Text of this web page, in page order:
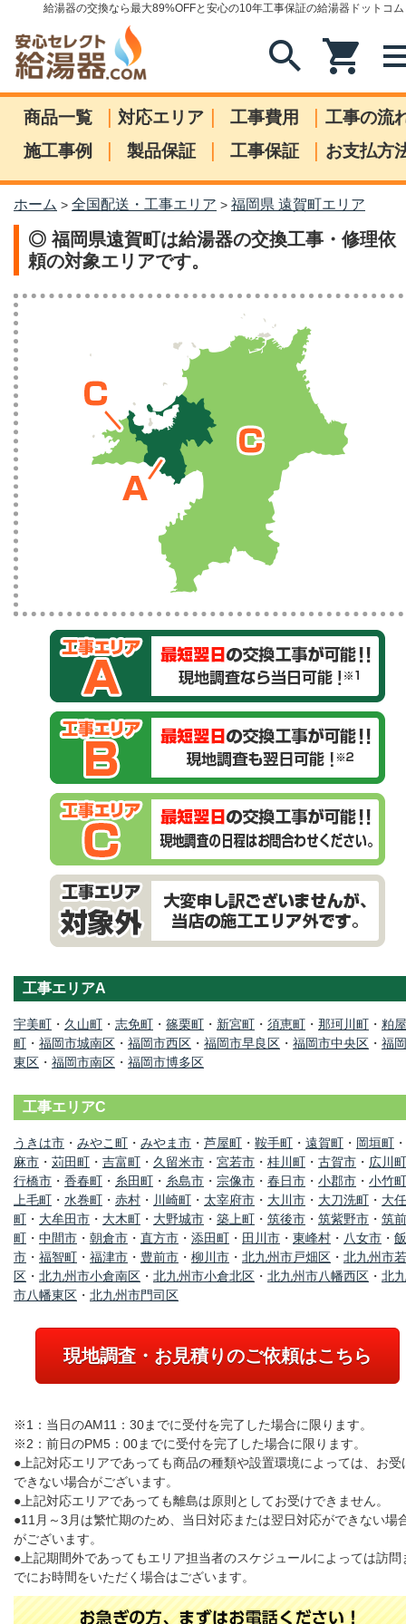
給湯器の交換なら最大89%OFFと安心の10年工事保証の給湯器ドットコム
search shopping_cart
商品一覧 | 対応エリア | 工事費用 | 工事の流
施工事例
| 製品保証 | 工事保証 | お支払方
ホーム > 全国配送・工事エリア > 福岡県 遠賀町エリア
◎ 福岡県遠賀町は給湯器の交換工事・修理依
頼の対象エリアです。
工事エリアA
宇美町 ・ 久山町 ・ 志免町 ・ 篠栗町 ・ 新宮町 ・ 須恵町 ・ 那珂川町 ・ 粕屋
町 ・ 福岡市城南区 ・ 福岡市西区 ・ 福岡市早良区 ・ 福岡市中央区 ・ 福
東区 ・ 福岡市南区 ・ 福岡市博多区
工事エリアC
うきは市 ・ みやこ町 ・ みやま市 ・ 芦屋町 ・ 鞍手町 ・ 遠賀町 ・ 岡垣町 ・
麻市 ・ 苅田町 ・ 吉富町 ・ 久留米市 ・ 宮若市 ・ 桂川町 ・ 古賀市 ・ 広川町
行橋市 ・ 香春町 ・ 糸田町 ・ 糸島市 ・ 宗像市 ・ 春日市 ・ 小郡市 ・ 小竹町
上毛町 ・ 水巻町 ・ 赤村 ・ 川崎町 ・ 太宰府市 ・ 大川市 ・ 大刀洗町 ・ 大任
町 ・ 大牟田市 ・ 大木町 ・ 大野城市 ・ 築上町 ・ 筑後市 ・ 筑紫野市 ・ 筑前
町 ・ 中間市 ・ 朝倉市 ・ 直方市 ・ 添田町 ・ 田川市 ・ 東峰村 ・ 八女市 ・
市 ・ 福智町 ・ 福津市 ・ 豊前市 ・ 柳川市 ・ 北九州市戸畑区 ・ 北九州市
区 ・ 北九州市小倉南区 ・ 北九州市小倉北区 ・ 北九州市八幡西区 ・ 北
市八幡東区 ・ 北九州市門司区
現地調査・お見積りのご依頼はこちら
※1：当日のAM11：30までに受付を完了した場合に限ります。
※2：前日のPM5：00までに受付を完了した場合に限ります。
●上記対応エリアであっても商品の種類や設置環境によっては、お受
できない場合がございます。
●上記対応エリアであっても離島は原則としてお受けできません。
●11月～3月は繁忙期のため、当日対応または翌日対応ができない場
がございます。
●上記期間外であってもエリア担当者のスケジュールによっては訪問
でにお時間をいただく場合はございます。